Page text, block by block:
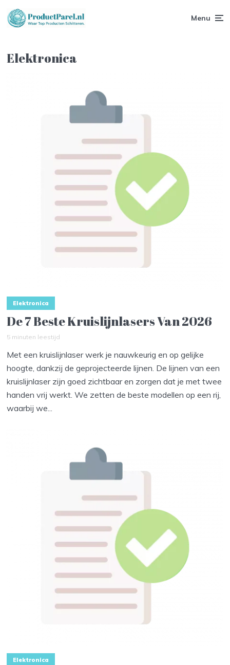
Menu
Elektronica
Elektronica
De 7 Beste Kruislijnlasers Van 2026
5 minuten leestijd
Met een kruislijnlaser werk je nauwkeurig en op gelijke
hoogte, dankzij de geprojecteerde lijnen. De lijnen van een
kruislijnlaser zijn goed zichtbaar en zorgen dat je met twee
handen vrij werkt. We zetten de beste modellen op een rij,
waarbij we...
Elektronica